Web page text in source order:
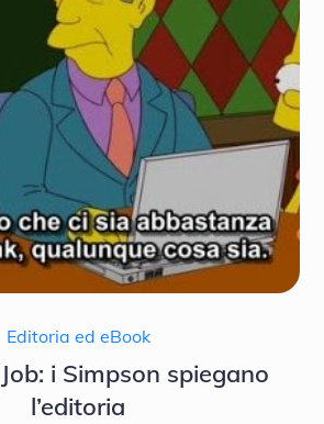
Editoria ed eBook
i Simpson spiegano
l’editoria